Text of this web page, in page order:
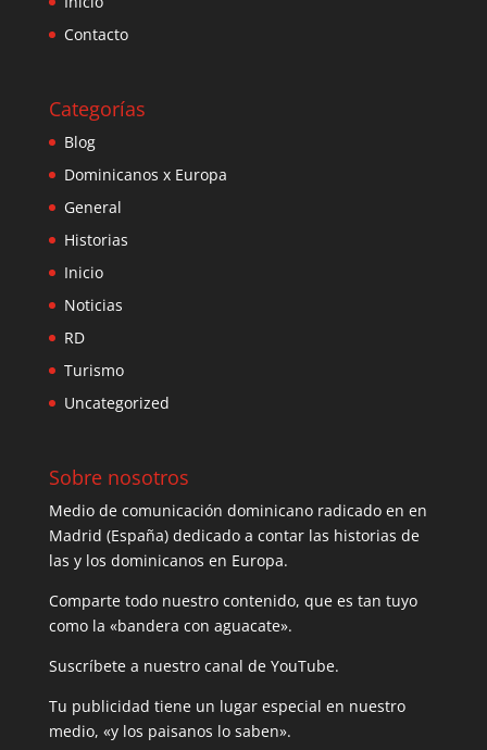
Contacto
Categorías
Blog
Dominicanos x Europa
General
Historias
Inicio
Noticias
RD
Turismo
Uncategorized
Sobre nosotros
Medio de comunicación dominicano radicado en en
Madrid (España) dedicado a contar las historias de
las y los dominicanos en Europa.
Comparte todo nuestro contenido, que es tan tuyo
como la «bandera con aguacate».
Suscríbete a nuestro canal de YouTube.
Tu publicidad tiene un lugar especial en nuestro
medio, «y los paisanos lo saben».